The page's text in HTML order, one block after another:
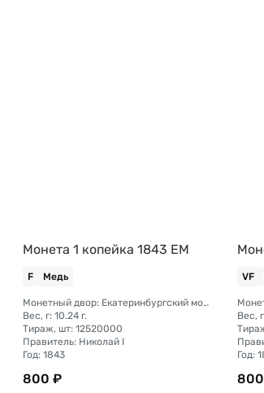
Монета 1 копейка 1843 ЕМ
F Медь
Монетный двор: Екатеринбургский монетный двор
Вес, г: 10.24 г.
Тираж, шт: 12520000
Правитель: Николай I
Год: 1843
800 ₽
VF
Вес,
Год: